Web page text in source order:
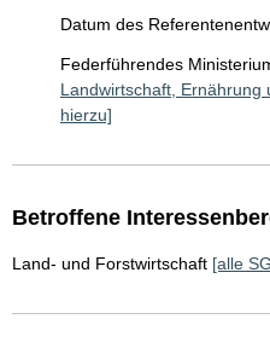
Datum des
Federführendes
Landwirtschaft, Ernährung
hierzu]
Betroffene
Land- und Forstwirtschaft [alle